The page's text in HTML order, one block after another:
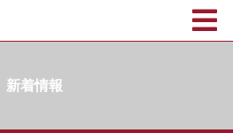
新着情報